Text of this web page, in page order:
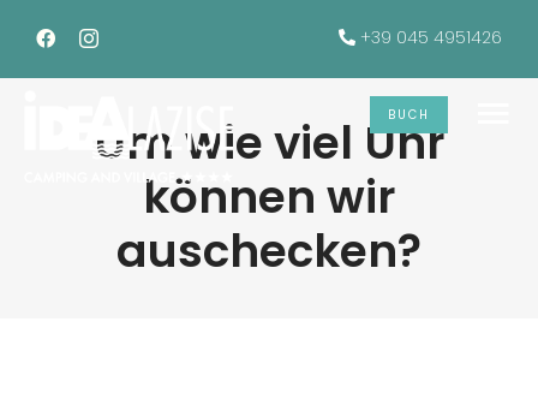
content
+39 045 4951426
Die Unterkünfte
BUCH
Um wie viel Uhr
können wir
auschecken?